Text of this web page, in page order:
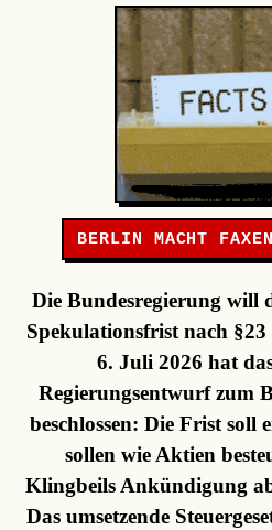
BERLIN MACHT
Die Bundesregierung will
Spekulationsfrist nach
6. Juli 2026 hat
Regierungsentwurf zum
beschlossen: Die Frist
sollen wie Aktien
Klingbeils Ankündigung
Das umsetzende